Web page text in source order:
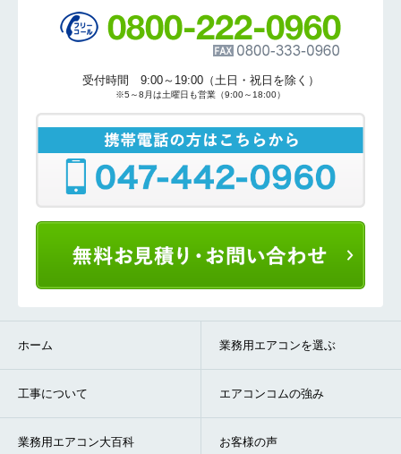
受付時間 9:00～19:00（土日・祝日を除く）
※5～8月は土曜日も営業（9:00～18:00）
ホーム 業務用エアコンを選ぶ
工事について エアコンコムの強み
業務用エアコン大百科 お客様の声